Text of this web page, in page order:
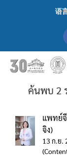
语
ค้นพบ 2
แพทย์
จิง)
13 ก.ย.